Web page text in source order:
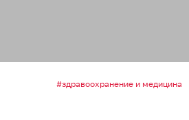
здравоохранение и медицина